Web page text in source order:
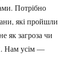
Потрібно
які пройшли
як загроза чи
Нам усім —